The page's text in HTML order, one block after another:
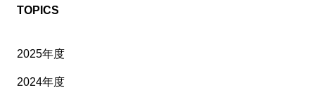
TOPICS
2025年度
2024年度